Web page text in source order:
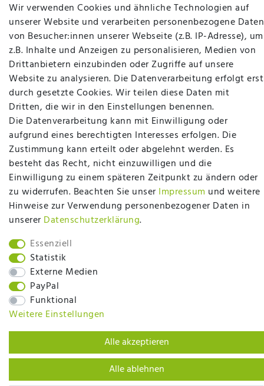
Betten Seifert – Ihr Fachgeschäft für Betten,
Matratzen, Bettwaren & mehr in Ibbenbüren. Sie
möchten richtig gut schlafen, legen Wert auf
qualitativ hochwertige Produkte und eine solide
Fachberatung für Matratzen und andere
Bettwaren? Dann sind Sie bei uns genau richtig.
Ob online oder vor Ort im Fachgeschäft in
Ibbenbüren - wir beraten Sie gerne!
Mehr erfahren
Wir verwenden Cookies und ähnliche Technologien auf
unserer Website und verarbeiten personenbezogene Daten
von Besucher:innen unserer Webseite (z.B. IP-Adresse), um
z.B. Inhalte und Anzeigen zu personalisieren, Medien von
Drittanbietern einzubinden oder Zugriffe auf unsere
Website zu analysieren. Die Datenverarbeitung erfolgt erst
durch gesetzte Cookies. Wir teilen diese Daten mit
Dritten, die wir in den Einstellungen benennen.
Die Datenverarbeitung kann mit Einwilligung oder
aufgrund eines berechtigten Interesses erfolgen. Die
Zustimmung kann erteilt oder abgelehnt werden. Es
besteht das Recht, nicht einzuwilligen und die
Einwilligung zu einem späteren Zeitpunkt zu ändern oder
zu widerrufen. Beachten Sie unser Impressum und weitere
Hinweise zur Verwendung personenbezogener Daten in
unserer Daten­schutz­erklärung.
Essenziell
Statistik
Externe Medien
PayPal
Funktional
Weitere Einstellungen
Alle akzeptieren
Alle ablehnen
plentymarkets Template von